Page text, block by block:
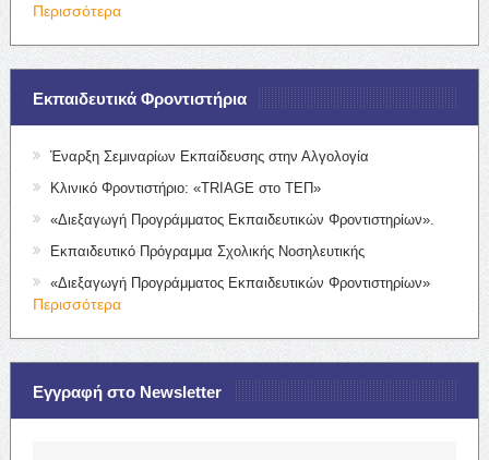
Περισσότερα
Εκπαιδευτικά Φροντιστήρια
Έναρξη Σεμιναρίων Εκπαίδευσης στην Αλγολογία
Κλινικό Φροντιστήριο: «TRIAGE στο ΤΕΠ»
«Διεξαγωγή Προγράμματος Εκπαιδευτικών Φροντιστηρίων».
Εκπαιδευτικό Πρόγραμμα Σχολικής Νοσηλευτικής
«Διεξαγωγή Προγράμματος Εκπαιδευτικών Φροντιστηρίων»
Περισσότερα
Εγγραφή στο Newsletter